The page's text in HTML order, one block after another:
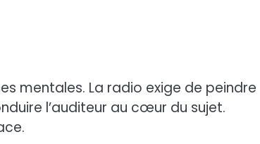
mentales. La radio exige de peindre
l’auditeur au cœur du sujet.